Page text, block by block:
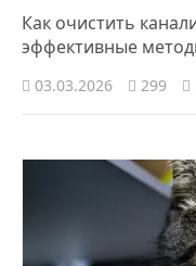
Как очистить
эффективные
03.03.2026 299